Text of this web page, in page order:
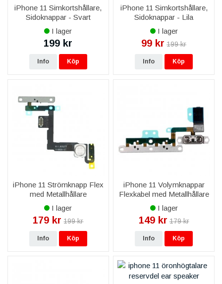
iPhone 11 Simkortshållare,
Sidoknappar - Svart
I lager
199 kr
Info Köp
iPhone 11 Simkortshållare,
Sidoknappar - Lila
I lager
99 kr 199 kr
Info Köp
iPhone 11 Strömknapp Flex
med Metallhållare
I lager
179 kr 199 kr
Info Köp
iPhone 11 Volymknappar
Flexkabel med Metallhållare
I lager
149 kr 179 kr
Info Köp